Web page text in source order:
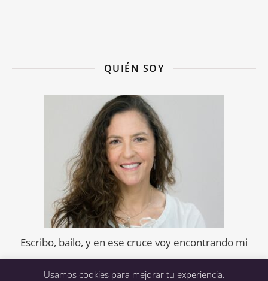
QUIÉN SOY
Escribo, bailo, y en ese cruce voy encontrando mi
voz.
Usamos cookies para mejorar tu experiencia.